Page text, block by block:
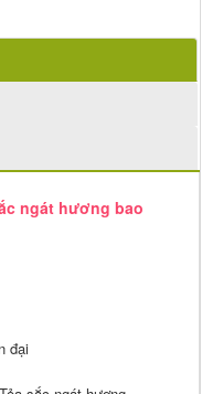
ngát hương bao
đại